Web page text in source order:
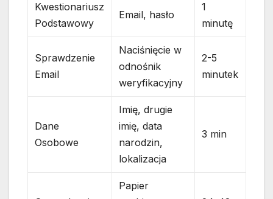
Kwestionariusz
Podstawowy
Email, hasło
1
minutę
Sprawdzenie
Email
Naciśnięcie w
odnośnik
weryfikacyjny
2-5
minutek
Dane
Osobowe
Imię, drugie
imię, data
narodzin,
lokalizacja
3 min
Papier